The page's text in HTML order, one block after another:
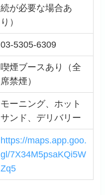
続が必要な場合あ
り）
03-5305-6309
喫煙ブースあり（全
席禁煙）
モーニング、ホット
サンド、デリバリー
https://maps.app.goo.
gl/7X34M5psaKQi5W
Zq5